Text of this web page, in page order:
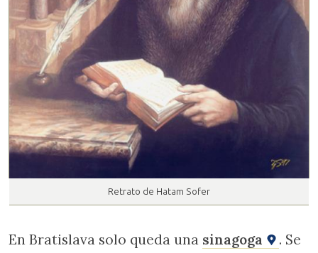
Retrato de Hatam Sofer
En Bratislava solo queda una sinagoga
. Se